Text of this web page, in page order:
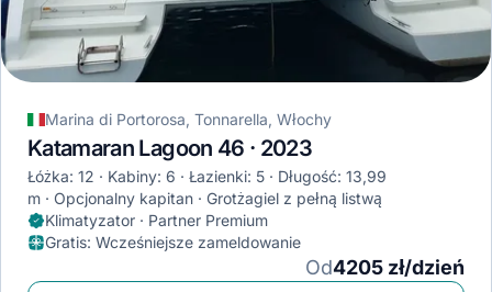
Marina di Portorosa, Tonnarella, Włochy
Katamaran Lagoon 46 · 2023
Łóżka: 12 Kabiny: 6 Łazienki: 5
Długość: 13,99
m
Opcjonalny kapitan
Grotżagiel z pełną listwą
Klimatyzator · Partner Premium
Gratis: Wcześniejsze zameldowanie
Od4205 zł/dzień